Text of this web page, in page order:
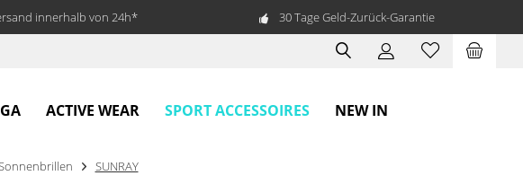
innerhalb von 24h* 30 Tage Geld-Zurück-Garantie
ACTIVE WEAR SPORT ACCESSOIRES NEW IN
SUNRAY